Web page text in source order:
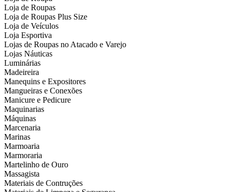
Loja de Roupas
Loja de Roupas Plus Size
Loja de Veículos
Loja Esportiva
Lojas de Roupas no Atacado e Varejo
Lojas Náuticas
Luminárias
Madeireira
Manequins e Expositores
Mangueiras e Conexões
Manicure e Pedicure
Maquinarias
Máquinas
Marcenaria
Marinas
Marmoaria
Marmoraria
Martelinho de Ouro
Massagista
Materiais de Contruções